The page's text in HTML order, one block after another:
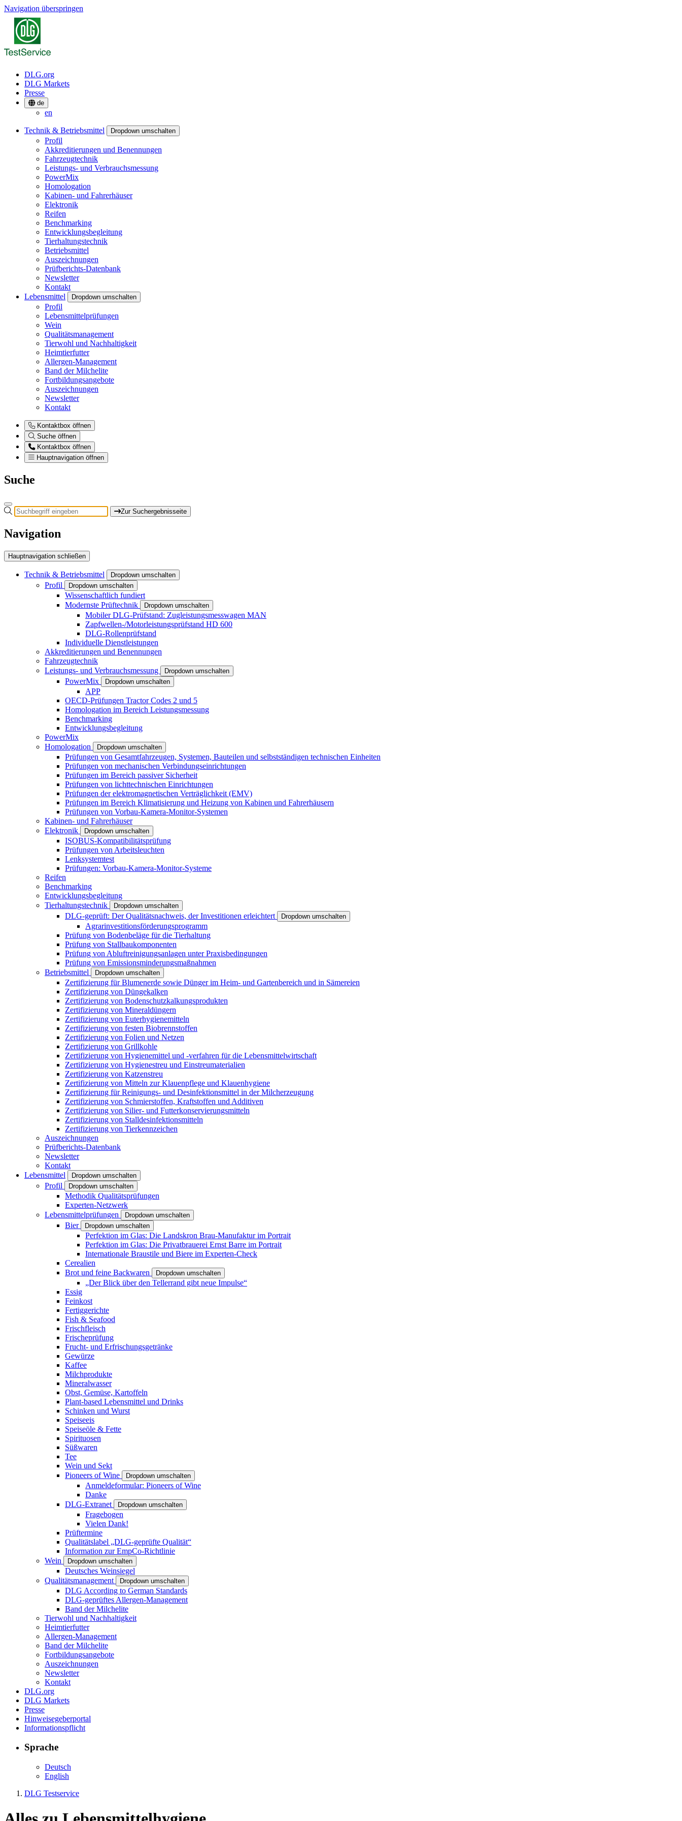
Navigation überspringen
DLG.org
DLG Markets
Presse
de
en
Technik & Betriebsmittel Dropdown umschalten
Profil
Akkreditierungen und Benennungen
Fahrzeugtechnik
Leistungs- und Verbrauchsmessung
PowerMix
Homologation
Kabinen- und Fahrerhäuser
Elektronik
Reifen
Benchmarking
Entwicklungsbegleitung
Tierhaltungstechnik
Betriebsmittel
Auszeichnungen
Prüfberichts-Datenbank
Newsletter
Kontakt
Lebensmittel
Dropdown umschalten
Profil
Lebensmittelprüfungen
Wein
Qualitätsmanagement
Tierwohl und Nachhaltigkeit
Heimtierfutter
Allergen-Management
Band der Milchelite
Fortbildungsangebote
Auszeichnungen
Newsletter
Kontakt
Kontaktbox öffnen
Suche öffnen
Kontaktbox öffnen
Hauptnavigation öffnen
Suche
Zur Suchergebnisseite
Navigation
Hauptnavigation schließen
Technik & Betriebsmittel Dropdown umschalten
Profil Dropdown umschalten
Wissenschaftlich fundiert
Modernste Prüftechnik
Dropdown umschalten
Mobiler DLG-Prüfstand: Zugleistungsmesswagen MAN
Zapfwellen-/Motorleistungsprüfstand HD 600
DLG-Rollenprüfstand
Individuelle Dienstleistungen
Akkreditierungen und Benennungen
Fahrzeugtechnik
Leistungs- und Verbrauchsmessung
Dropdown umschalten
PowerMix Dropdown umschalten
APP
OECD-Prüfungen Tractor Codes 2 und 5
Homologation im Bereich Leistungsmessung
Benchmarking
Entwicklungsbegleitung
PowerMix
Homologation
Dropdown umschalten
Prüfungen von Gesamtfahrzeugen, Systemen, Bauteilen und selbstständigen technischen Einheiten
Prüfungen von mechanischen Verbindungseinrichtungen
Prüfungen im Bereich passiver Sicherheit
Prüfungen von lichttechnischen Einrichtungen
Prüfungen der elektromagnetischen Verträglichkeit (EMV)
Prüfungen im Bereich Klimatisierung und Heizung von Kabinen und Fahrerhäusern
Prüfungen von Vorbau-Kamera-Monitor-Systemen
Kabinen- und Fahrerhäuser
Elektronik
Dropdown umschalten
ISOBUS-Kompatibilitätsprüfung
Prüfungen von Arbeitsleuchten
Lenksystemtest
Prüfungen: Vorbau-Kamera-Monitor-Systeme
Reifen
Benchmarking
Entwicklungsbegleitung
Tierhaltungstechnik
Dropdown umschalten
DLG-geprüft: Der Qualitätsnachweis, der Investitionen erleichtert Dropdown umschalten
Agrarinvestitionsförderungsprogramm
Prüfung von Bodenbeläge für die Tierhaltung
Prüfung von Stallbaukomponenten
Prüfung von Abluftreinigungsanlagen unter Praxisbedingungen
Prüfung von Emissionsminderungsmaßnahmen
Betriebsmittel
Dropdown umschalten
Zertifizierung für Blumenerde sowie Dünger im Heim- und Gartenbereich und in Sämereien
Zertifizierung von Düngekalken
Zertifizierung von Bodenschutzkalkungsprodukten
Zertifizierung von Mineraldüngern
Zertifizierung von Euterhygienemitteln
Zertifizierung von festen Biobrennstoffen
Zertifizierung von Folien und Netzen
Zertifizierung von Grillkohle
Zertifizierung von Hygienemittel und -verfahren für die Lebensmittelwirtschaft
Zertifizierung von Hygienestreu und Einstreumaterialien
Zertifizierung von Katzenstreu
Zertifizierung von Mitteln zur Klauenpflege und Klauenhygiene
Zertifizierung für Reinigungs- und Desinfektionsmittel in der Milcherzeugung
Zertifizierung von Schmierstoffen, Kraftstoffen und Additiven
Zertifizierung von Silier- und Futterkonservierungsmitteln
Zertifizierung von Stalldesinfektionsmitteln
Zertifizierung von Tierkennzeichen
Auszeichnungen
Prüfberichts-Datenbank
Newsletter
Kontakt
Lebensmittel
Dropdown umschalten
Profil Dropdown umschalten
Methodik Qualitätsprüfungen
Experten-Netzwerk
Lebensmittelprüfungen
Dropdown umschalten
Bier Dropdown umschalten
Perfektion im Glas: Die Landskron Brau-Manufaktur im Portrait
Perfektion im Glas: Die Privatbrauerei Ernst Barre im Portrait
Internationale Braustile und Biere im Experten-Check
Cerealien
Brot und feine Backwaren
Dropdown umschalten
„Der Blick über den Tellerrand gibt neue Impulse“
Essig
Feinkost
Fertiggerichte
Fish & Seafood
Frischfleisch
Frischeprüfung
Frucht- und Erfrischungsgetränke
Gewürze
Kaffee
Milchprodukte
Mineralwasser
Obst, Gemüse, Kartoffeln
Plant-based Lebensmittel und Drinks
Schinken und Wurst
Speiseeis
Speiseöle & Fette
Spirituosen
Süßwaren
Tee
Wein und Sekt
Pioneers of Wine
Dropdown umschalten
Anmeldeformular: Pioneers of Wine
Danke
DLG-Extranet
Dropdown umschalten
Fragebogen
Vielen Dank!
Prüftermine
Qualitätslabel „DLG-geprüfte Qualität“
Information zur EmpCo-Richtlinie
Wein
Dropdown umschalten
Deutsches Weinsiegel
Qualitätsmanagement
Dropdown umschalten
DLG According to German Standards
DLG-geprüftes Allergen-Management
Band der Milchelite
Tierwohl und Nachhaltigkeit
Heimtierfutter
Allergen-Management
Band der Milchelite
Fortbildungsangebote
Auszeichnungen
Newsletter
Kontakt
DLG.org
DLG Markets
Presse
Hinweisegeberportal
Informationspflicht
Sprache
Deutsch
English
DLG Testservice